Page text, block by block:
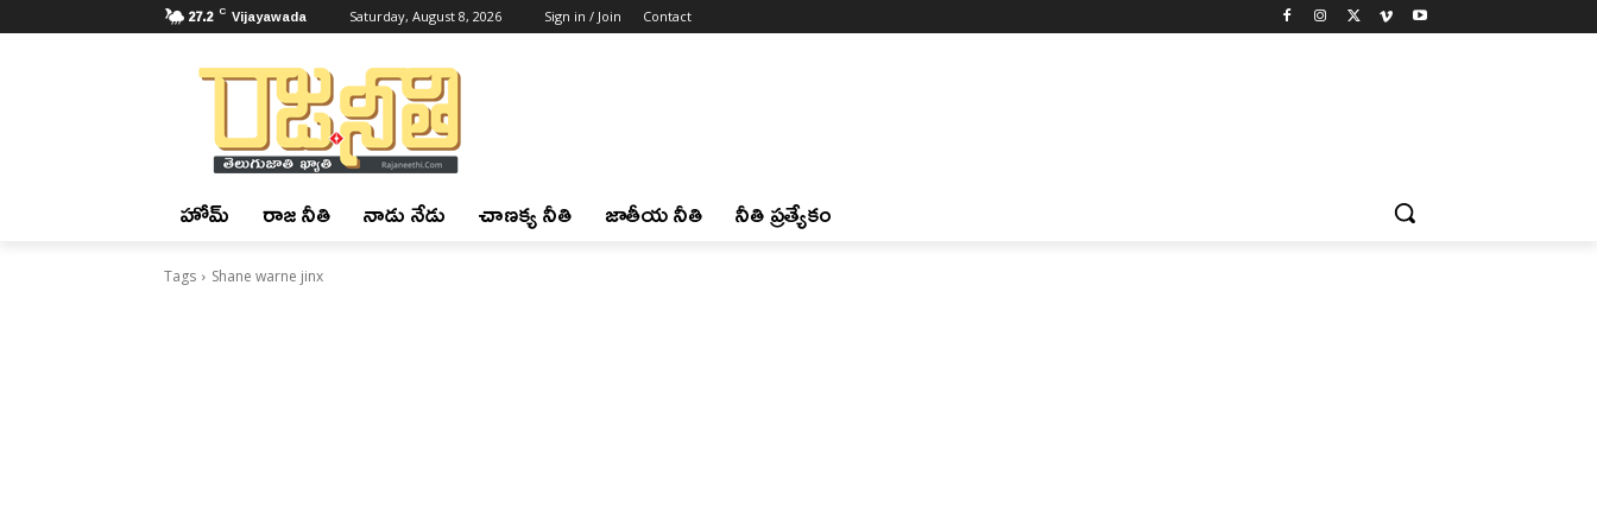
27.2 C Vijayawada Saturday, August 8, 2026 Sign in / Join Contact
హోమ్ రాజ నీతి నాడు నేడు చాణక్య నీతి జాతీయ నీతి నీతి ప్రత్యేకం
Tags Shane warne jinx